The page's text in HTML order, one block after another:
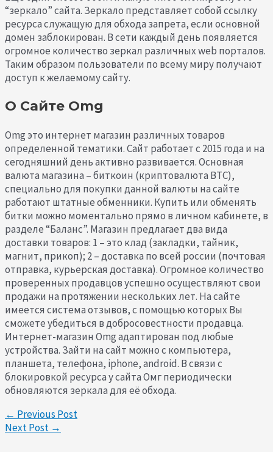
“зеркало” сайта. Зеркало представляет собой ссылку
ресурса служащую для обхода запрета, если основной
домен заблокирован. В сети каждый день появляется
огромное количество зеркал различных web порталов.
Таким образом пользователи по всему миру получают
доступ к желаемому сайту.
О Сайте Omg
Omg это интернет магазин различных товаров
определенной тематики. Сайт работает с 2015 года и на
сегодняшний день активно развивается. Основная
валюта магазина – биткоин (криптовалюта BTC),
специально для покупки данной валюты на сайте
работают штатные обменники. Купить или обменять
битки можно моментально прямо в личном кабинете, в
разделе “Баланс”. Магазин предлагает два вида
доставки товаров: 1 – это клад (закладки, тайник,
магнит, прикоп); 2 – доставка по всей россии (почтовая
отправка, курьерская доставка). Огромное количество
проверенных продавцов успешно осуществляют свои
продажи на протяжении нескольких лет. На сайте
имеется система отзывов, с помощью которых Вы
сможете убедиться в добросовестности продавца.
Интернет-магазин Omg адаптирован под любые
устройства. Зайти на сайт можно с компьютера,
планшета, телефона, iphone, android. В связи с
блокировкой ресурса у сайта Омг периодически
обновляются зеркала для её обхода.
← Previous Post
Next Post →